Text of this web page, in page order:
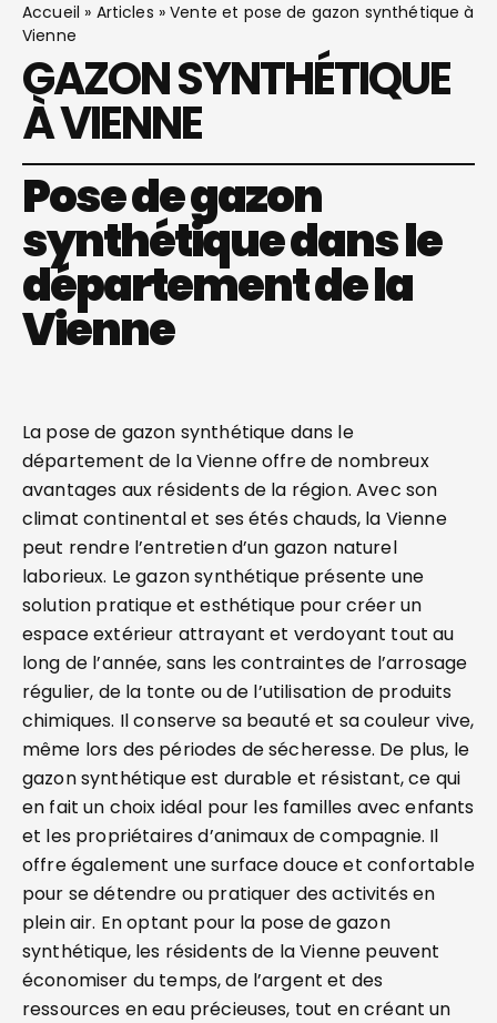
Accueil » Articles »Vente et pose de gazon synthétique à
Vienne
GAZON SYNTHÉTIQUE
À VIENNE
Pose de gazon
synthétique dans le
département de la
Vienne
La pose de gazon synthétique dans le
département de la Vienne offre de nombreux
avantages aux résidents de la région. Avec son
climat continental et ses étés chauds, la Vienne
peut rendre l’entretien d’un gazon naturel
laborieux. Le gazon synthétique présente une
solution pratique et esthétique pour créer un
espace extérieur attrayant et verdoyant tout au
long de l’année, sans les contraintes de l’arrosage
régulier, de la tonte ou de l’utilisation de produits
chimiques. Il conserve sa beauté et sa couleur vive,
même lors des périodes de sécheresse. De plus, le
gazon synthétique est durable et résistant, ce qui
en fait un choix idéal pour les familles avec enfants
et les propriétaires d’animaux de compagnie. Il
offre également une surface douce et confortable
pour se détendre ou pratiquer des activités en
plein air. En optant pour la pose de gazon
synthétique, les résidents de la Vienne peuvent
économiser du temps, de l’argent et des
ressources en eau précieuses, tout en créant un